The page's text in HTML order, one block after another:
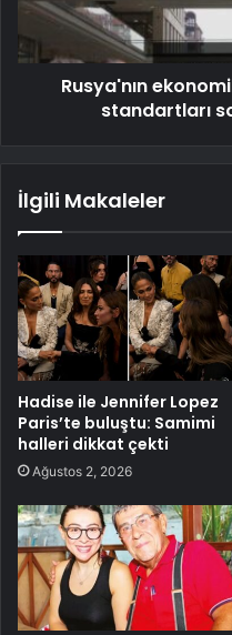
Rusya'nın
standartları
İlgili Makaleler
Hadise ile Jennifer Lopez
Paris’te buluştu: Samimi
halleri dikkat çekti
Ağustos 2, 2026